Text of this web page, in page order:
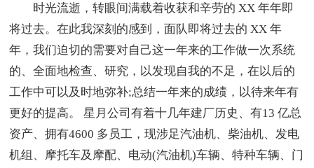
时光流逝，转眼间满载着收获和辛劳的 XX 年年即
将过去。在此我深刻的感到，面队即将过去的 XX 年
年，我们迫切的需要对自己这一年来的工作做一次系统
的、全面地检查、研究，以发现自我的不足，在以后的
工作中可以及时地弥补;总结一年来的成绩，以待来年有
更好的提高。 星月公司有着十几年建厂历史、有13 亿总
资产、拥有4600 多员工，现涉足汽油机、柴油机、发电
机组、摩托车及摩配、电动(汽油机)车辆、特种车辆、门